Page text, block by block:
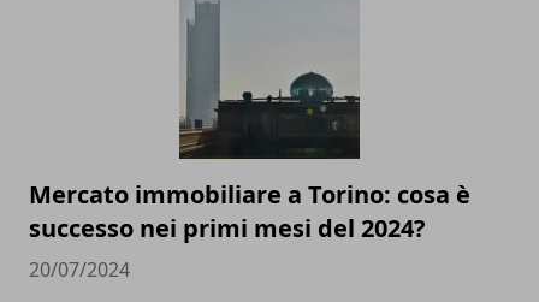
Mercato immobiliare a Torino: cosa è
successo nei primi mesi del 2024?
20/07/2024